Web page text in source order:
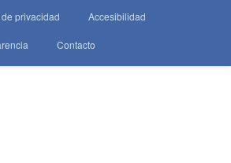
privacidad Accesibilidad
Contacto